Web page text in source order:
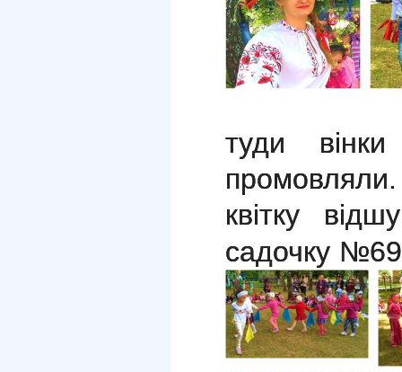
туди
квітку
садочку №69